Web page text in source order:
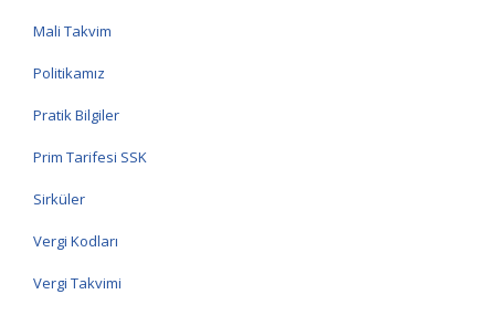
Mali Takvim
Politikamız
Pratik Bilgiler
Prim Tarifesi SSK
Sirküler
Vergi Kodları
Vergi Takvimi